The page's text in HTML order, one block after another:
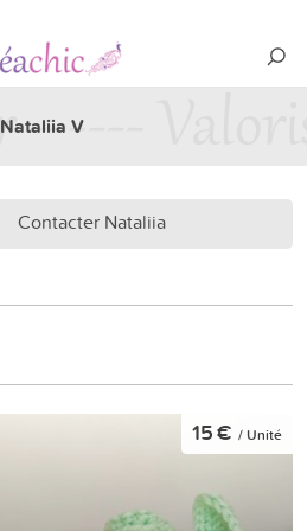
Nataliia V
Contacter Nataliia
15 € / Unité